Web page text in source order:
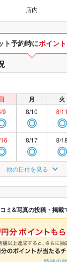
店内
ト予約時にポイン
日 月 火
9 8/10
◎
8/11
◎
8/17
◎
8/18
◎
8/23 8/24
◎
8/25
◎
8/31
◎
9/1
◎
◎ ◎
他の日付を見る
ミ&写真の投稿・掲載